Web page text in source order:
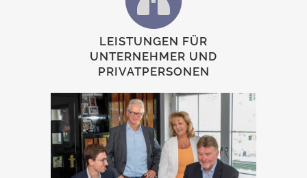
LEISTUNGEN FÜR
UNTERNEHMER UND
PRIVATPERSONEN